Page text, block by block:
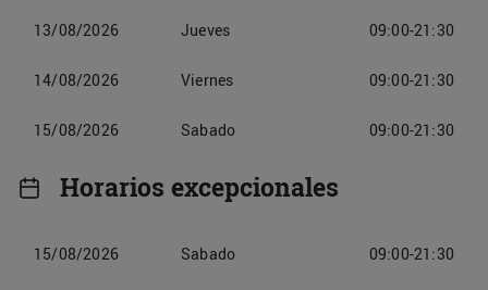
13/08/2026 Jueves 09:00-21:30
14/08/2026 Viernes 09:00-21:30
15/08/2026 Sabado 09:00-21:30
Horarios excepcionales
15/08/2026 Sabado 09:00-21:30